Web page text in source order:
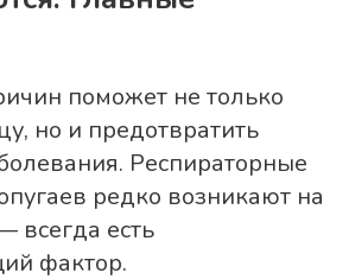
поможет не только
но и предотвратить
Респираторные
редко возникают на
всегда есть
фактор.